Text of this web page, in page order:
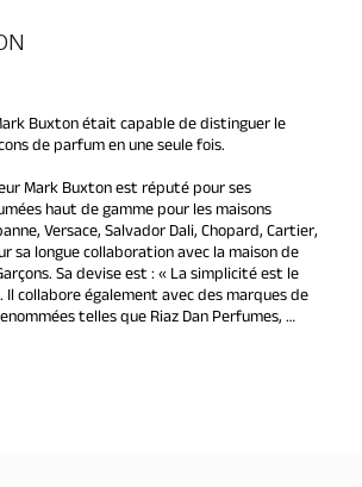
Buxton était capable de distinguer le
de parfum en une seule fois.
Mark Buxton est réputé pour ses
haut de gamme pour les maisons
Versace, Salvador Dali, Chopard, Cartier,
sa longue collaboration avec la maison de
Sa devise est : « La simplicité est le
Il collabore également avec des marques de
telles que Riaz Dan Perfumes,